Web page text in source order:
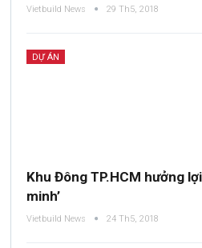
Vietbuild News 29 Th5, 2018
DỰ ÁN
Khu Đông TP.HCM hưởng
minh’
Vietbuild News 24 Th5, 2018